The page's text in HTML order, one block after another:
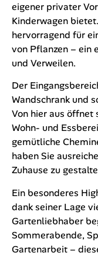
eigener privater
Kinderwagen
hervorragend für
von Pflanzen – ein
und Verweilen.
Der
Wandschrank und
Von hier aus öffnet
Wohn- und
gemütliche
haben Sie
Zuhause zu
Ein besonderes
dank seiner Lage
Gartenliebhaber
Sommerabende,
Gartenarbeit –